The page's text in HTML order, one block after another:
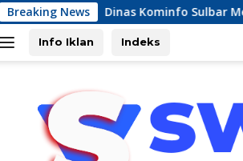
Breaking News
Dinas Kominfo Sulbar Mengapreasiasi
Info Iklan Indeks